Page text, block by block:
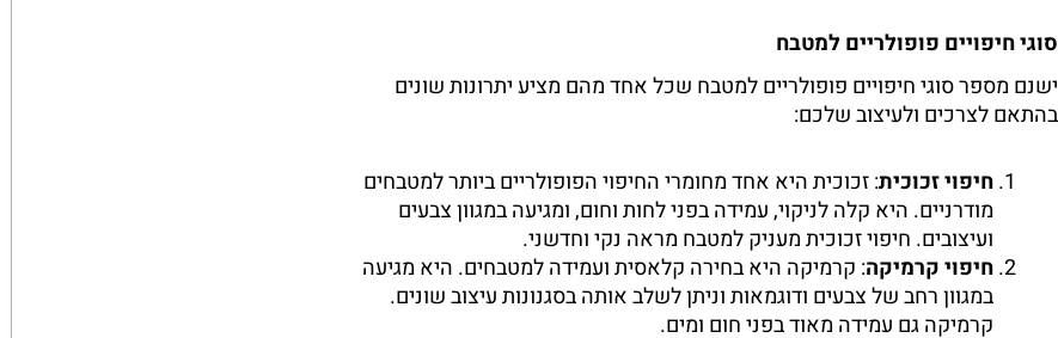
סוגי חיפויים פופולריים למטבח
ישנם מספר סוגי חיפויים פופולריים למטבח שכל אחד מהם מציע יתרונות שונים
בהתאם לצרכים ולעיצוב שלכם:
חיפוי זכוכית: זכוכית היא אחד מחומרי החיפוי הפופולריים ביותר למטבחים
מודרניים. היא קלה לניקוי, עמידה בפני לחות וחום, ומגיעה במגוון צבעים
ועיצובים. חיפוי זכוכית מעניק למטבח מראה נקי וחדשני.
חיפוי קרמיקה: קרמיקה היא בחירה קלאסית ועמידה למטבחים. היא מגיעה
במגוון רחב של צבעים ודוגמאות וניתן לשלב אותה בסגנונות עיצוב שונים.
קרמיקה גם עמידה מאוד בפני חום ומים.